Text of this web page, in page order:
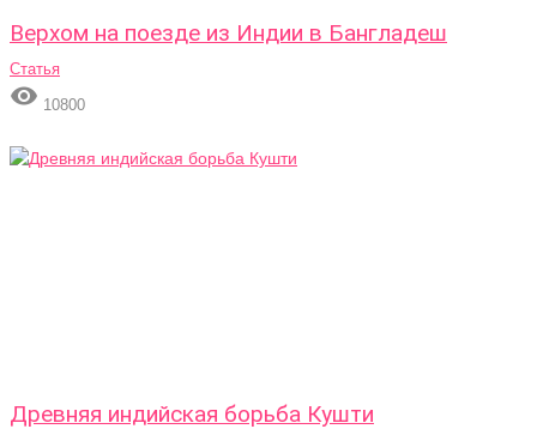
Верхом на поезде из Индии в Бангладеш
Статья
 10800
Древняя индийская борьба Кушти